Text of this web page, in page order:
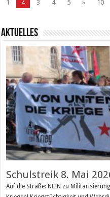
1 3 4 5 » 10
Aktuelles
Schulstreik 8. Mai
Auf die Straße: NEIN zu